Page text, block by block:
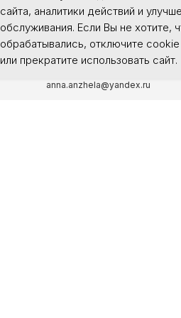
сайта, аналитики действий и
обслуживания. Если Вы не хотите,
обрабатывались, отключите
или прекратите использовать сайт.
+7 (915) 285-25-58
anna.anzhela@yandex.ru